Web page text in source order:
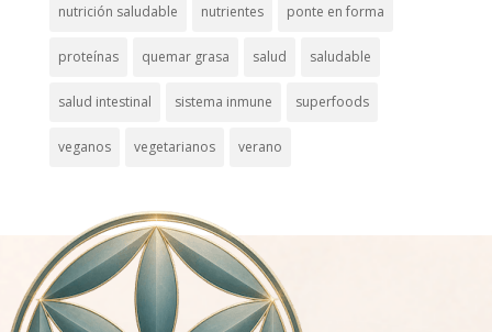
nutrición saludable nutrientes ponte en forma
proteínas quemar grasa salud saludable
salud intestinal sistema inmune superfoods
veganos vegetarianos verano